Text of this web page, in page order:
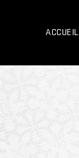
ACCUEIL